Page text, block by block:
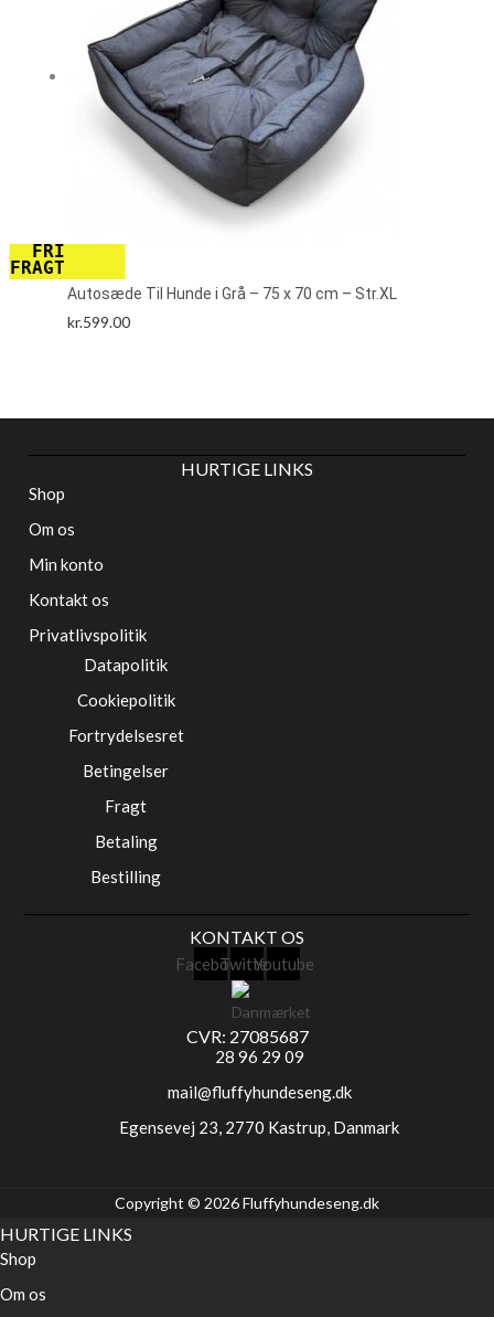
FRI
FRAGT
Autosæde Til Hunde i Grå – 75 x 70 cm – Str.XL
kr.599.00
HURTIGE LINKS
Shop
Om os
Min konto
Kontakt os
Privatlivspolitik
Datapolitik
Cookiepolitik
Fortrydelsesret
Betingelser
Fragt
Betaling
Bestilling
KONTAKT OS
FacebookTwitterYoutube
CVR: 27085687
28 96 29 09
mail@fluffyhundeseng.dk
Egensevej 23, 2770 Kastrup, Danmark
Copyright © 2026 Fluffyhundeseng.dk
HURTIGE LINKS
Shop
Om os